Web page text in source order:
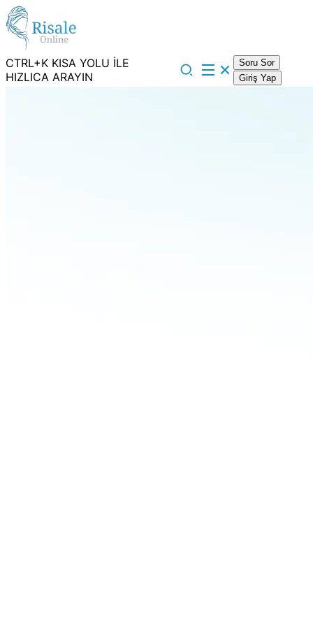
CTRL+K KISA YOLU İLE
HIZLICA ARAYIN
Soru Sor
Giriş Yap